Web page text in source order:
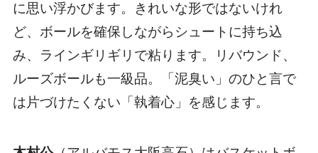
に思い浮かびます。きれいな形ではないけれ
ど、ボールを確保しながらシュートに持ち込
み、ラインギリギリで粘ります。リバウンド、
ルーズボールも一級品。「泥臭い」のひと言で
は片づけたくない「執着心」を感じます。